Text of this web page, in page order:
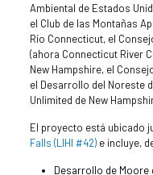
Ambiental de Estados
el Club de las Montañas
Río Connecticut, el
(ahora Connecticut River
New Hampshire, el
el Desarrollo del Noreste
Unlimited de New
El proyecto está ubicado
Falls (LIHI #42)e incluye,
Desarrollo de Moore